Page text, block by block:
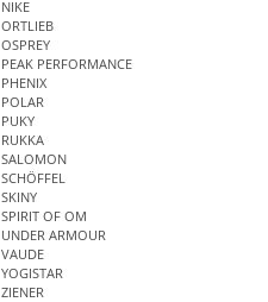
NIKE
ORTLIEB
OSPREY
PEAK PERFORMANCE
PHENIX
POLAR
PUKY
RUKKA
SALOMON
SCHÖFFEL
SKINY
SPIRIT OF OM
UNDER ARMOUR
VAUDE
YOGISTAR
ZIENER